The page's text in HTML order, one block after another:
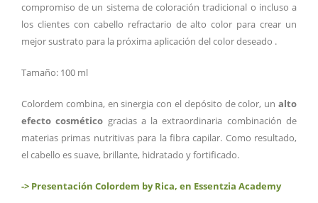
compromiso de un sistema de coloración tradicional o incluso a
los clientes con cabello refractario de alto color para crear un
mejor sustrato para la próxima aplicación del color deseado .
Tamaño: 100 ml
Colordem combina, en sinergia con el depósito de color, un alto
efecto cosmético gracias a la extraordinaria combinación de
materias primas nutritivas para la fibra capilar. Como resultado,
el cabello es suave, brillante, hidratado y fortificado.
-> Presentación Colordem by Rica, en Essentzia Academy